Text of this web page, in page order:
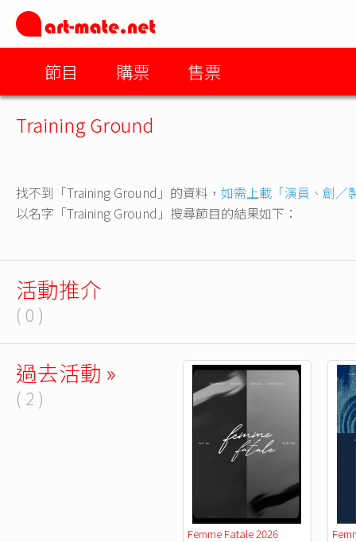
節目 購票 售票
Training Ground
找不到「Training Ground」的資料， 如需上載「演員、創／
以名字「Training Ground」搜尋節目的結果如下：
活動推介
( 0 )
過去活動 »
( 2 )
Femme Fatale 2026